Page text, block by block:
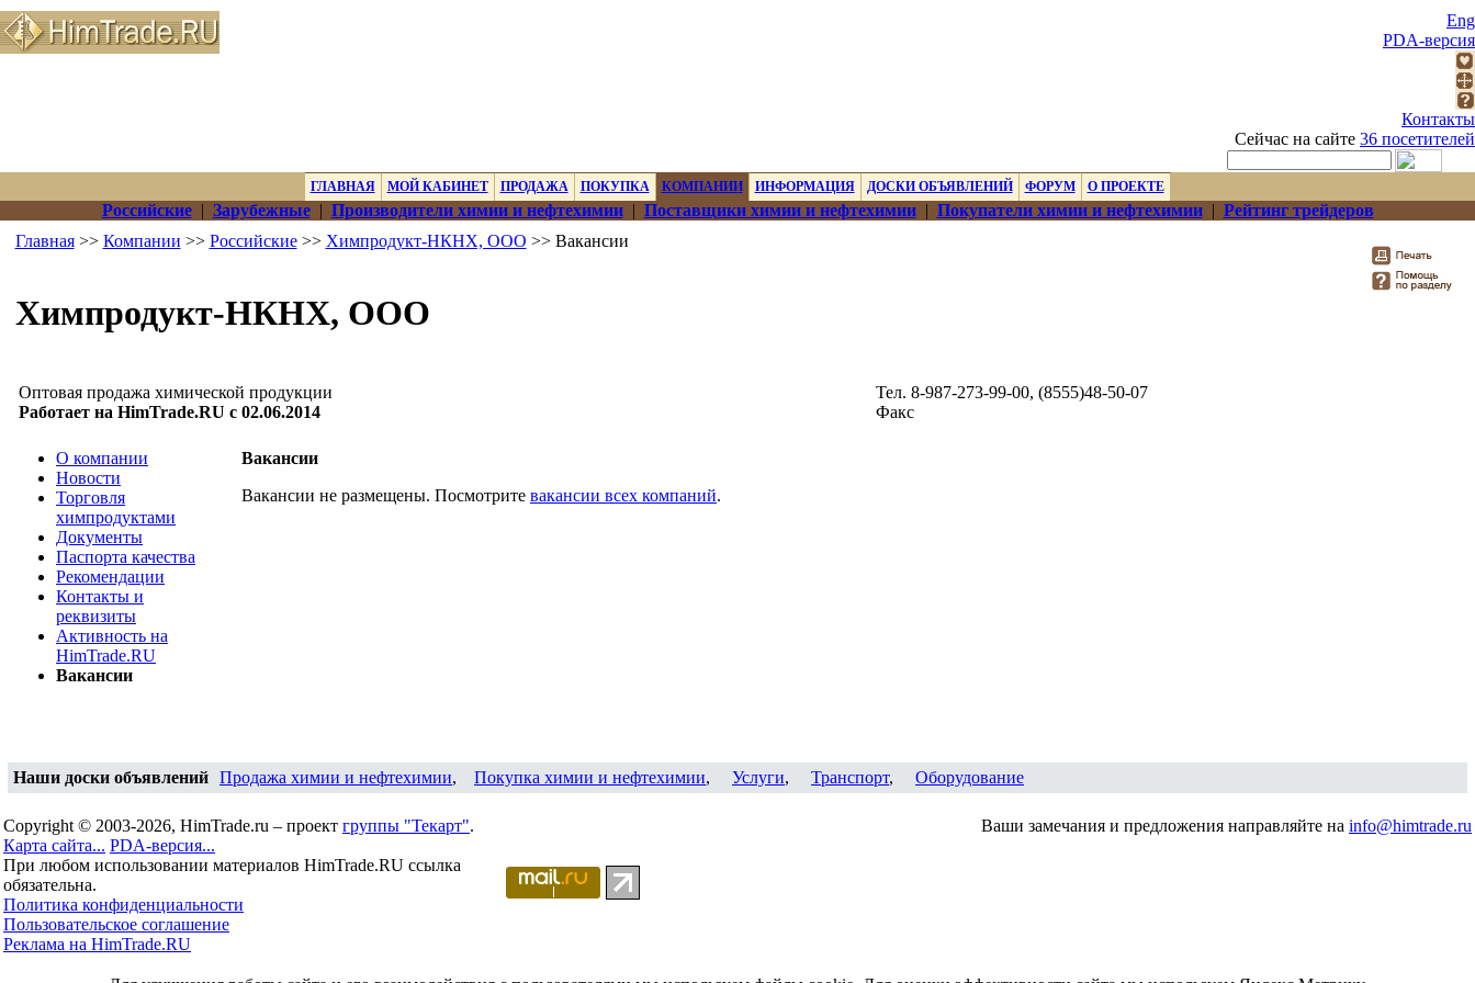
Eng
PDA-версия
Контакты
Сейчас на сайте 36 посетителей
ГЛАВНАЯ МОЙ КАБИНЕТ ПРОДАЖА ПОКУПКА КОМПАНИИ ИНФОРМАЦИЯ ДОСКИ ОБЪЯВЛЕНИЙ ФОРУМ О ПРОЕКТЕ
Российские| Зарубежные| Производители химии и нефтехимии| Поставщики химии и нефтехимии| Покупатели химии и нефтехимии| Рейтинг трейдеров
Главная>> Компании >> Российские>> Химпродукт-НКНХ, ООО >> Вакансии
Химпродукт-НКНХ, ООО
Оптовая продажа химической продукции
Работает на HimTrade.RU с 02.06.2014
Тел. 8-987-273-99-00, (8555)48-50-07
Факс
О компании
Новости
Торговля
химпродуктами
Документы
Паспорта качества
Рекомендации
Контакты и
реквизиты
Активность на
HimTrade.RU
Вакансии
Вакансии
Вакансии не размещены. Посмотрите вакансии всех компаний.
Наши доски объявлений Продажа химии и нефтехимии, Покупка химии и нефтехимии, Услуги, Транспорт, Оборудование
Copyright © 2003-2026, HimTrade.ru – проект группы "Текарт".
Карта сайта... PDA-версия...
При любом использовании материалов HimTrade.RU ссылка
обязательна.
Политика конфиденциальности
Пользовательское соглашение
Реклама на HimTrade.RU
Ваши замечания и предложения направляйте на info@himtrade.ru